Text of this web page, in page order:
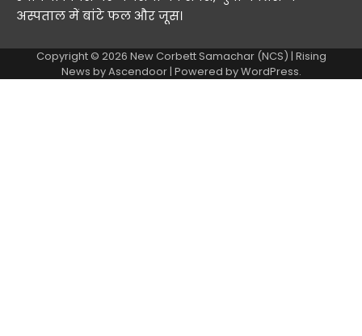
अस्पताल में बांटे फल और जूस।
Copyright © 2026 New Corbett Samachar (NCS) | Rising
News byAscendoor| Powered byWordPress.